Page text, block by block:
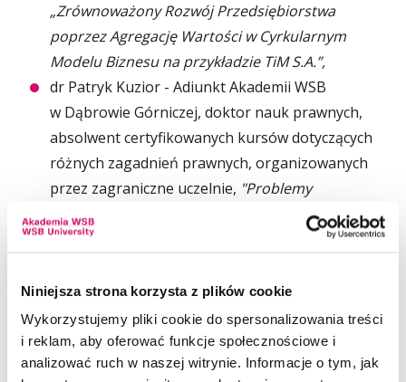
Niniejsza strona korzysta z plików cookie
Wykorzystujemy pliki cookie do spersonalizowania treści
i reklam, aby oferować funkcje społecznościowe i
analizować ruch w naszej witrynie. Informacje o tym, jak
„Zrównoważony Rozwój Przedsiębiorstwa
poprzez Agregację Wartości w Cyrkularnym
Modelu Biznesu na przykładzie TiM S.A.”,
dr Patryk Kuzior - Adiunkt Akademii WSB
w Dąbrowie Górniczej, doktor nauk prawnych,
absolwent certyfikowanych kursów dotyczących
różnych zagadnień prawnych, organizowanych
przez zagraniczne uczelnie, "Problemy
gospodarki komunalnej. Czy potrzebne jest
ponowne wyznaczenie ram prawnych
terytorialnego?",
r. pr. dr Robert Król - doktor nauk prawnych
o specjalizacji prawo gospodarcze prywatne,
radca prawny, wykładowca Uniwersytetu Merito